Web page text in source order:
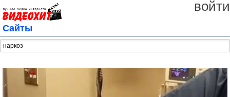
войти
Сайты